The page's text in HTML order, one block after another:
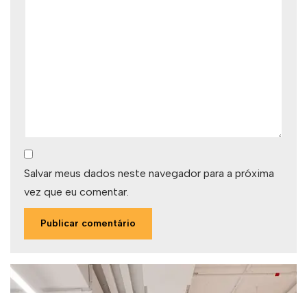
Salvar meus dados neste navegador para a próxima
vez que eu comentar.